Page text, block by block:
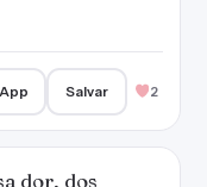
Salvar 2
dor, dos